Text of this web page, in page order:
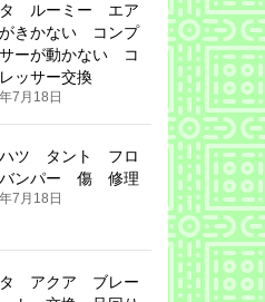
タ ルーミー エア
きかない コンプ
ーが動かない コ
ッサー交換
7月18日
ハツ タント フロ
バンパー 傷 修理
7月18日
タ アクア ブレー